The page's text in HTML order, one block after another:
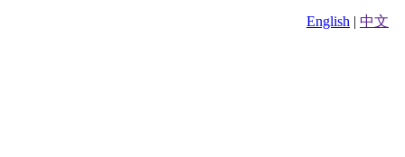
English | 中文